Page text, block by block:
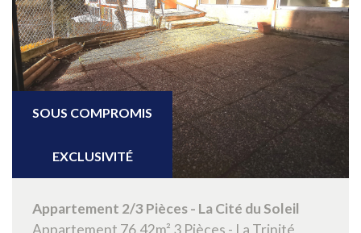
25KM
Critères supplémentaires
RECHERCHER
+ de critères
SOUS COMPROMIS
EXCLUSIVITÉ
Appartement 2/3 Pièces - La Cité du Soleil
Appartement 76.42m² 3 Pièces - La Trinité